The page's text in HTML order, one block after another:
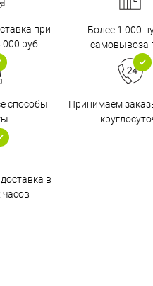
при
000 руб
Более 1 000
самовывоза
способы
Принимаем
в
часов